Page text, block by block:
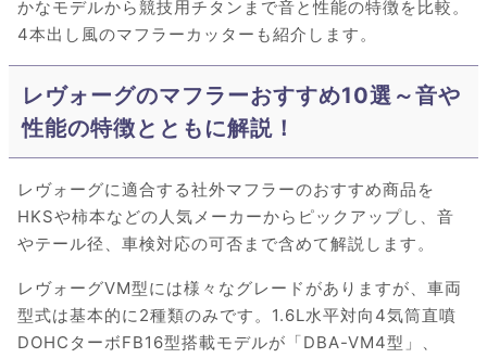
かなモデルから競技用チタンまで音と性能の特徴を比較。
4本出し風のマフラーカッターも紹介します。
レヴォーグのマフラーおすすめ10選～音や
性能の特徴とともに解説！
レヴォーグに適合する社外マフラーのおすすめ商品を
HKSや柿本などの人気メーカーからピックアップし、音
やテール径、車検対応の可否まで含めて解説します。
レヴォーグVM型には様々なグレードがありますが、車両
型式は基本的に2種類のみです。1.6L水平対向4気筒直噴
DOHCターボFB16型搭載モデルが「DBA-VM4型」、